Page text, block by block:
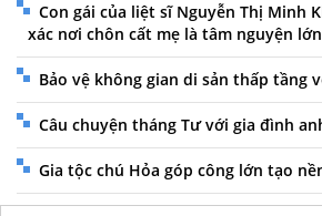
Con gái của liệt sĩ Nguyễn Thị Minh
xác nơi chôn cất mẹ là tâm nguyện
Bảo vệ không gian di sản thấp tầng
Câu chuyện tháng Tư với gia đình
Gia tộc chú Hỏa góp công lớn tạo